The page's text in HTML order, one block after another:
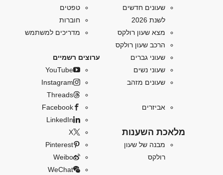
שעונים חדשים
לשנת 2026
מצא שעון רולקס
הרכב שעון רולקס
שעוני גברים
שעוני נשים
שעונים מזהב
אביזרים
מלאכת השענות
מבנה של שעון
רולקס
טפטים
חוברות
מדריכים למשתמש
ערוצים רשמיים
YouTube
Instagram
Threads
Facebook
LinkedIn
X
Pinterest
Weibo
WeChat